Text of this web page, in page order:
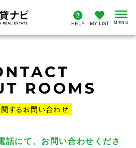
話にて、お問い合わせくださ